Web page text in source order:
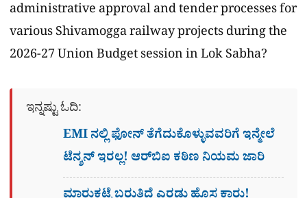
administrative approval and tender processes for
various Shivamogga railway projects during the
2026-27 Union Budget session in Lok Sabha?
ಇನ್ನಷ್ಟು ಓದಿ:
EMI ನಲ್ಲಿ ಫೋನ್​ ತೆಗೆದುಕೊಳ್ಳುವವರಿಗೆ ಇನ್ಮೇಲೆ
ಟೆನ್ಶನ್​ ಇರಲ್ಲ! ಆರ್‌ಬಿಐ ಕಠಿಣ ನಿಯಮ ಜಾರಿ